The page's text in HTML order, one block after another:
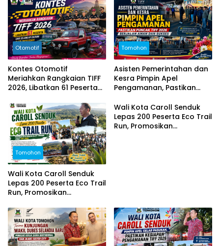
Otomotif
Kontes Otomotif
Meriahkan Rangkaian TIFF
2026, Libatkan 61 Peserta
Sulut
Tomohon
Asisten Pemerintahan dan
Kesra Pimpin Apel
Pengamanan, Pastikan
Aman dan Sukses
Tomohon
Wali Kota Caroll Senduk
Lepas 200 Peserta Eco Trail
Run, Promosikan
Lewat TIFF 2026
Wali Kota Caroll Senduk
Lepas 200 Peserta Eco Trail
Run, Promosikan